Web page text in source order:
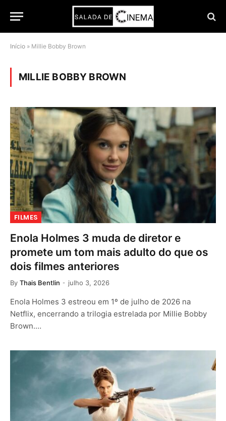
Início » Millie Bobby Brown
MILLIE BOBBY BROWN
FILMES
Enola Holmes 3 muda de diretor e
promete um tom mais adulto do que os
dois filmes anteriores
By Thais Bentlin julho 3, 2026
Enola Holmes 3 estreou em 1º de julho de 2026 na
Netflix, encerrando a trilogia estrelada por Millie Bobby
Brown.…